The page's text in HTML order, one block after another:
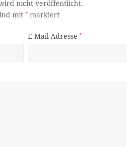
nicht veröffentlicht.
mit* markiert
E-Mail-Adresse*